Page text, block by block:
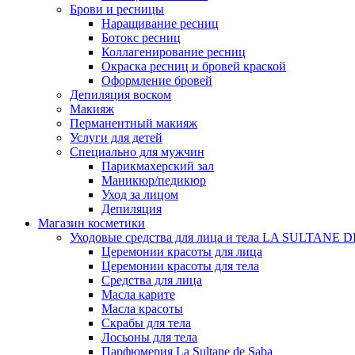
Брови и ресницы
Наращивание ресниц
Ботокс ресниц
Коллагенирование ресниц
Окраска ресниц и бровей краской
Оформление бровей
Депиляция воском
Макияж
Перманентный макияж
Услуги для детей
Специально для мужчин
Парикмахерский зал
Маникюр/педикюр
Уход за лицом
Депиляция
Магазин косметики
Уходовые средства для лица и тела LA SULTANE
Церемонии красоты для лица
Церемонии красоты для тела
Средства для лица
Масла карите
Масла красоты
Скрабы для тела
Лосьоны для тела
Парфюмерия La Sultane de Saba